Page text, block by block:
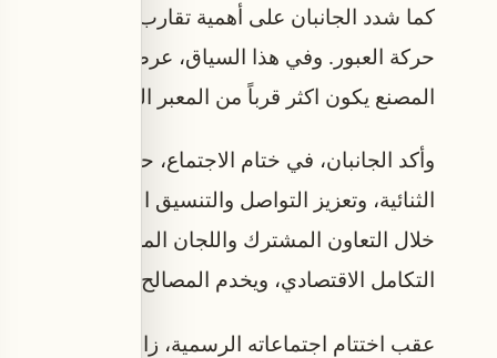
كما شدد الجانبان على أهمية تقارب نقاط الضبط
حركة العبور. وفي هذا السياق، عرض الوزير
المصنع يكون اكثر قرباً من المعبر السوري، وقد
وأكد الجانبان، في ختام الاجتماع، حرصهما على
الثنائية، وتعزيز التواصل والتنسيق الفني بين
خلال التعاون المشترك واللجان المختصة، بما ينعكس
التكامل الاقتصادي، ويخدم المصالح المشتركة
عقب اختتام اجتماعاته الرسمية، زار الوزير